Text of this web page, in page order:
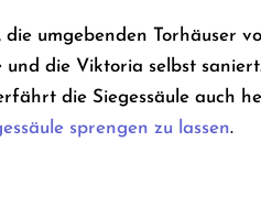
umgebenden Torhäuser
und die Viktoria selbst
die Siegessäule auch
sprengen zu lassen.